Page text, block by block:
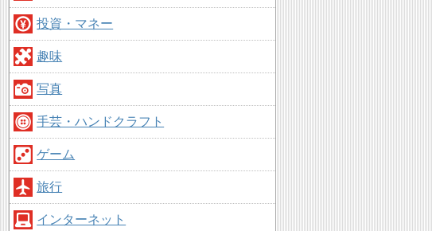
投資・マネー
趣味
写真
手芸・ハンドクラフト
ゲーム
旅行
インターネット